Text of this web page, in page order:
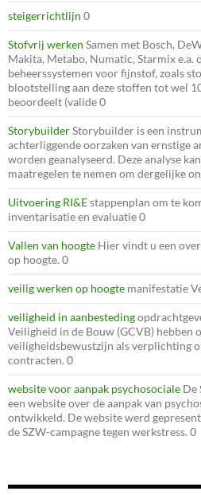
steigerrichtlijn 0
Stofvrij werken Samen met Bosch,
Makita, Metabo, Numatic, Starmix e.a.
beheerssystemen voor fijnstof, zoals
blootstelling aan deze stoffen tot wel
beoordeelt (valide 0
StorybuilderStorybuilder is een
achterliggende oorzaken van ernstige
worden geanalyseerd. Deze analyse
maatregelen te nemen om dergelijke
Uitvoering RI&Estappenplan om te
inventarisatie en evaluatie 0
Vallen van hoogte Hier vindt u een
op hoogte. 0
veilig werken op hoogte manifestatie
veiligheid in aanbesteding
Veiligheid in de Bouw (GCVB) hebben
veiligheidsbewustzijn als verplichting
contracten. 0
website voor aanpak psychosociale De
een website over de aanpak van
ontwikkeld. De website werd
de SZW-campagne tegen werkstress. 0